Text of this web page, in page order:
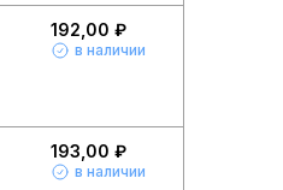
192,00 ₽
в наличии
193,00 ₽
в наличии